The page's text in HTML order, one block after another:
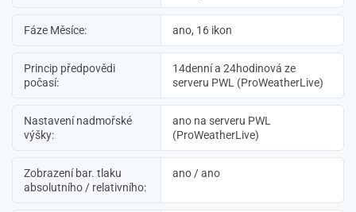
Fáze Měsíce: ano, 16 ikon
Princip předpovědi
počasí:
14denní a 24hodinová ze
serveru PWL (ProWeatherLive)
Nastavení nadmořské
výšky:
ano na serveru PWL
(ProWeatherLive)
Zobrazení bar. tlaku
absolutního / relativního:
ano / ano